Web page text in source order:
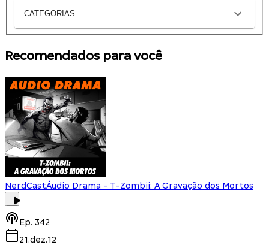
CATEGORIAS
Recomendados para você
NerdCastÁudio Drama - T-Zombii: A Gravação dos Mortos
Ep. 342
21.dez.12